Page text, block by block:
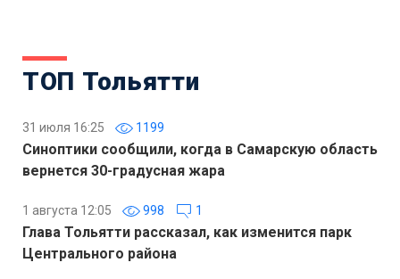
ТОП Тольятти
31 июля 16:25 1199
Синоптики сообщили, когда в Самарскую область
вернется 30-градусная жара
1 августа 12:05 998 1
Глава Тольятти рассказал, как изменится парк
Центрального района